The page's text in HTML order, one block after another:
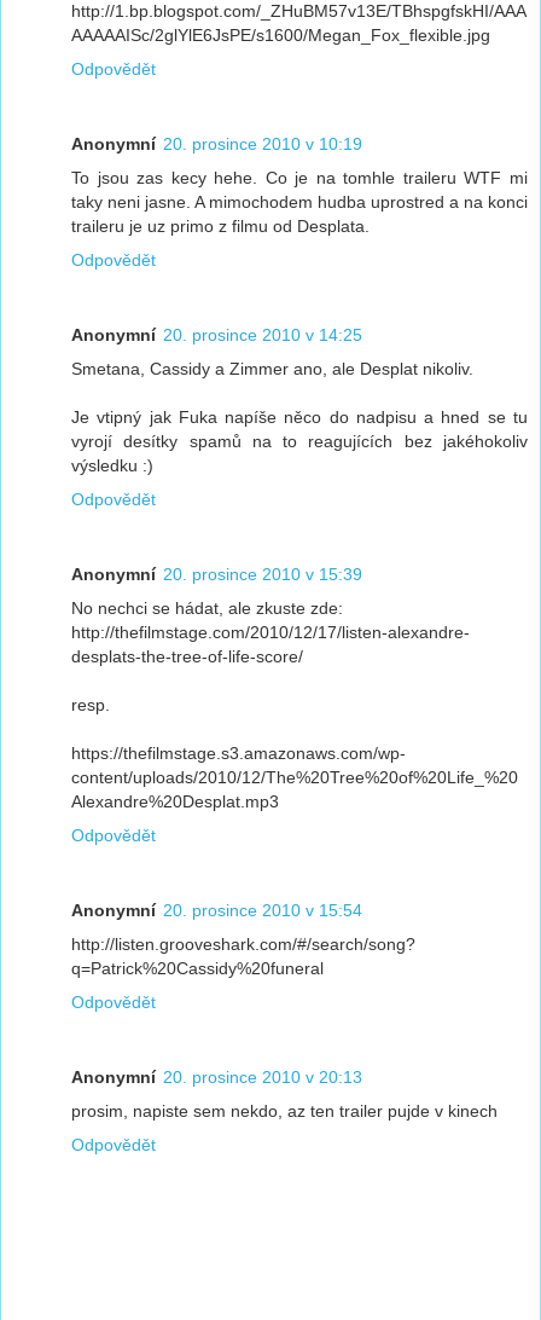
http://1.bp.blogspot.com/_ZHuBM57v13E/TBhspgfskHI/AAA
AAAAAISc/2glYlE6JsPE/s1600/Megan_Fox_flexible.jpg
Odpovědět
Anonymní 20. prosince 2010 v 10:19
To jsou zas kecy hehe. Co je na tomhle traileru WTF mi
taky neni jasne. A mimochodem hudba uprostred a na konci
traileru je uz primo z filmu od Desplata.
Odpovědět
Anonymní 20. prosince 2010 v 14:25
Smetana, Cassidy a Zimmer ano, ale Desplat nikoliv.
Je vtipný jak Fuka napíše něco do nadpisu a hned se tu
vyrojí desítky spamů na to reagujících bez jakéhokoliv
výsledku :)
Odpovědět
Anonymní 20. prosince 2010 v 15:39
No nechci se hádat, ale zkuste zde:
http://thefilmstage.com/2010/12/17/listen-alexandre-
desplats-the-tree-of-life-score/
resp.
https://thefilmstage.s3.amazonaws.com/wp-
content/uploads/2010/12/The%20Tree%20of%20Life_%20
Alexandre%20Desplat.mp3
Odpovědět
Anonymní 20. prosince 2010 v 15:54
http://listen.grooveshark.com/#/search/song?
q=Patrick%20Cassidy%20funeral
Odpovědět
Anonymní 20. prosince 2010 v 20:13
prosim, napiste sem nekdo, az ten trailer pujde v kinech
Odpovědět